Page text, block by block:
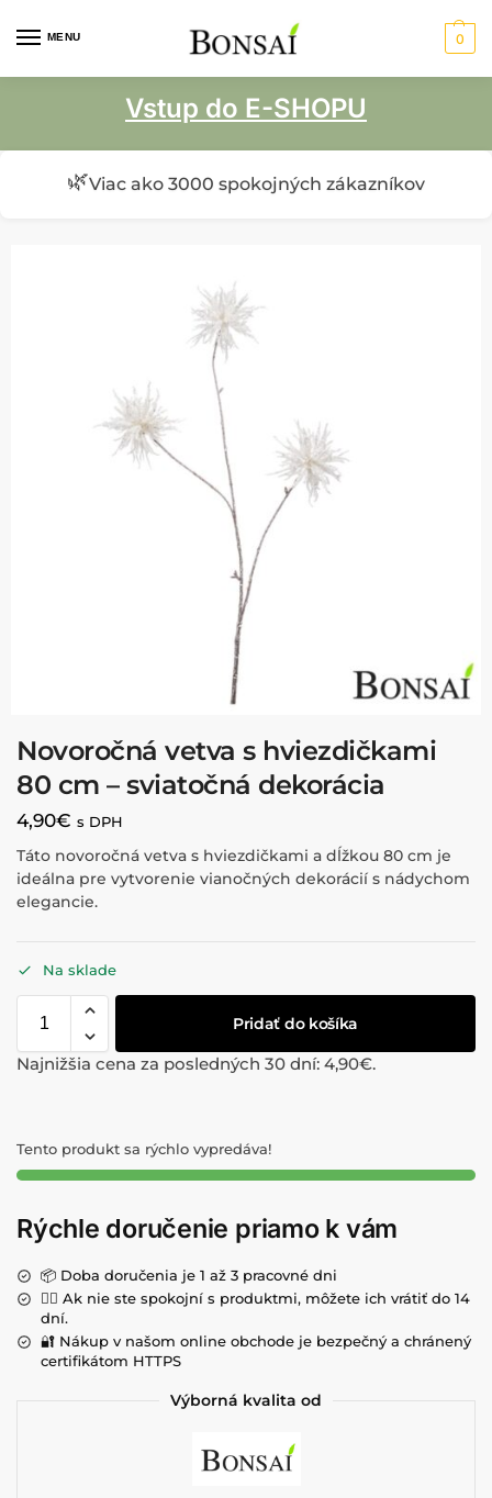
MENU 0
Vstup do E-SHOPU
🌿Viac ako 3000 spokojných zákazníkov
Novoročná vetva s hviezdičkami
80 cm – sviatočná dekorácia
4,90€ s DPH
Táto novoročná vetva s hviezdičkami a dĺžkou 80 cm je
ideálna pre vytvorenie vianočných dekorácií s nádychom
elegancie.
Na sklade
Pridať do košíka
Najnižšia cena za posledných 30 dní: 4,90€.
Tento produkt sa rýchlo vypredáva!
Rýchle doručenie priamo k vám
📦 Doba doručenia je 1 až 3 pracovné dni
💁‍♀️ Ak nie ste spokojní s produktmi, môžete ich vrátiť do 14
dní.
🔐 Nákup v našom online obchode je bezpečný a chránený
certifikátom HTTPS
Výborná kvalita od